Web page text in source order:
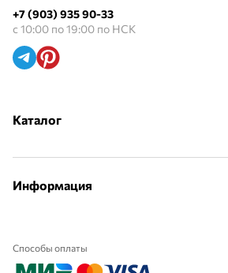
+7 (903) 935 90-33
с 10:00 по 19:00 по НСК
Каталог
Информация
Способы оплаты